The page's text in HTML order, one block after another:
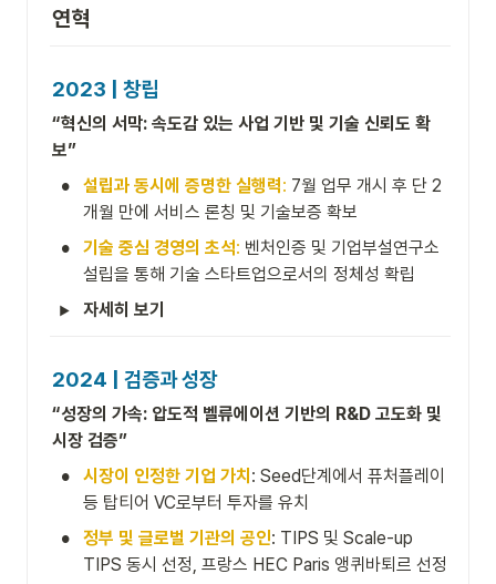
연혁
2023 | 창립
“혁신의 서막: 속도감 있는 사업 기반 및 기술 신뢰도 확
보”
• 설립과 동시에 증명한 실행력: 7월 업무 개시 후 단 2
개월 만에 서비스 론칭 및 기술보증 확보
• 기술 중심 경영의 초석: 벤처인증 및 기업부설연구소
설립을 통해 기술 스타트업으로서의 정체성 확립
자세히 보기
2024 | 검증과 성장
“성장의 가속: 압도적 벨류에이션 기반의 R&D 고도화 및
시장 검증”
• 시장이 인정한 기업 가치 : Seed단계에서 퓨처플레이
등 탑티어 VC로부터 투자를 유치
• 정부 및 글로벌 기관의 공인: TIPS 및 Scale-up
TIPS 동시 선정, 프랑스 HEC Paris 앵퀴바퇴르 선정